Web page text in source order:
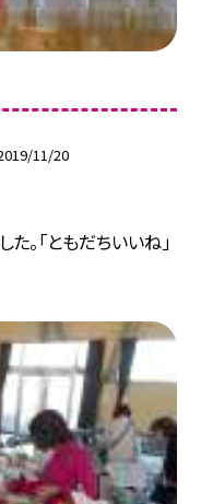
11/20
。「ともだちいいね」